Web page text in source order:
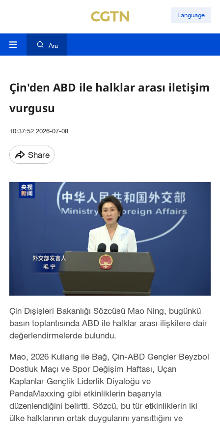
Language
Ara
Çin'den ABD ile halklar arası iletişim
vurgusu
10:37:52 2026-07-08
Share
Çin Dışişleri Bakanlığı Sözcüsü Mao Ning, bugünkü
basın toplantısında ABD ile halklar arası ilişkilere dair
değerlendirmelerde bulundu.
Mao, 2026 Kuliang ile Bağ, Çin-ABD Gençler Beyzbol
Dostluk Maçı ve Spor Değişim Haftası, Uçan
Kaplanlar Gençlik Liderlik Diyaloğu ve
PandaMaxxing gibi etkinliklerin başarıyla
düzenlendiğini belirtti. Sözcü, bu tür etkinliklerin iki
ülke halklarının ortak duygularını yansıttığını ve